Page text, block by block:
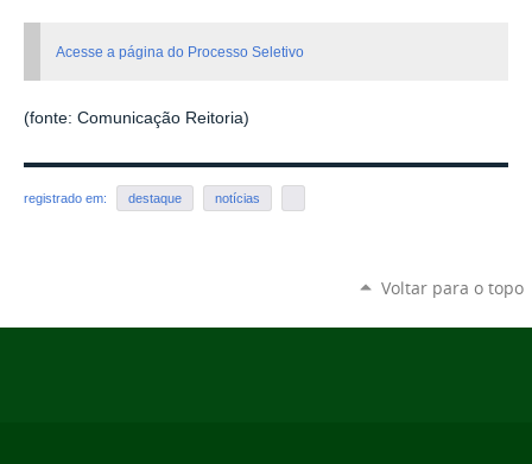
Acesse a página do Processo Seletivo
(fonte: Comunicação Reitoria)
registrado em: destaque notícias
Voltar para o topo